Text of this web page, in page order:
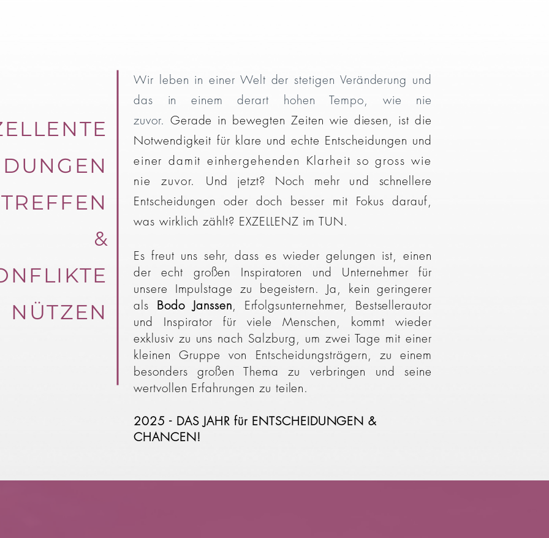
Wir leben ineiner Welt der stetigen Veränderung und
das in einem derart hohen Tempo, wie nie
zuvor. Gerade in bewegten Zeiten wie diesen, ist die
Notwendigkeit für klare und echte Entscheidungen und
einer damit einhergehenden Klarheit so gross wie
nie zuvor. Und jetzt? Noch mehr und schnellere
Entscheidungen oder doch besser mit Fokus darauf,
was wirklich zählt? EXZELLENZ im TUN.
Es freut uns sehr, dass es wieder gelungen ist, einen
der echt großen Inspiratoren und Unternehmer für
unsere Impulstage zu begeistern. Ja, kein geringerer
als Bodo Janssen, Erfolgsunternehmer, Bestsellerautor
und Inspirator für viele Menschen, kommt wieder
exklusiv zu uns nach Salzburg, um zwei Tage mit einer
kleinen Gruppe von Entscheidungsträgern, zu einem
besonders großen Thema zu verbringen und seine
wertvollen Erfahrungen zu teilen.
2025 -DAS JAHR für ENTSCHEIDUNGEN &
CHANCEN!
TREFFEN
&
NÜTZEN